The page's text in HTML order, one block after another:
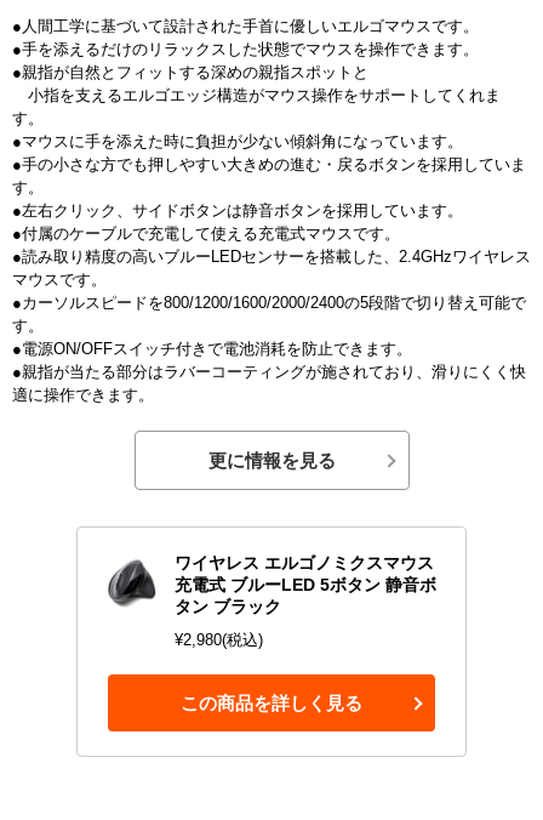
●人間工学に基づいて設計された手首に優しいエルゴマウスです。
●手を添えるだけのリラックスした状態でマウスを操作できます。
●親指が自然とフィットする深めの親指スポットと
小指を支えるエルゴエッジ構造がマウス操作をサポートしてくれま
す。
●マウスに手を添えた時に負担が少ない傾斜角になっています。
●手の小さな方でも押しやすい大きめの進む・戻るボタンを採用していま
す。
●左右クリック、サイドボタンは静音ボタンを採用しています。
●付属のケーブルで充電して使える充電式マウスです。
●読み取り精度の高いブルーLEDセンサーを搭載した、2.4GHzワイヤレス
マウスです。
●カーソルスピードを800/1200/1600/2000/2400の5段階で切り替え可能で
す。
●電源ON/OFFスイッチ付きで電池消耗を防止できます。
●親指が当たる部分はラバーコーティングが施されており、滑りにくく快
適に操作できます。
更に情報を見る
ワイヤレス エルゴノミクスマウス
充電式 ブルーLED 5ボタン 静音ボ
タン ブラック
¥2,980(税込)
この商品を詳しく見る